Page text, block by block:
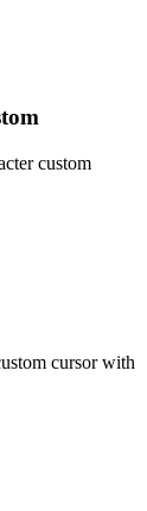
custom
cursor with